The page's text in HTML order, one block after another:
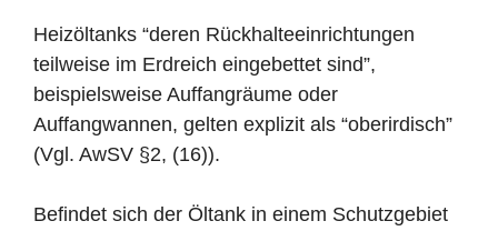
Heizöltanks “deren Rückhalteeinrichtungen
teilweise im Erdreich eingebettet sind”,
beispielsweise Auffangräume oder
Auffangwannen, gelten explizit als “oberirdisch”
(Vgl. AwSV §2, (16)).
Befindet sich der Öltank in einem Schutzgebiet